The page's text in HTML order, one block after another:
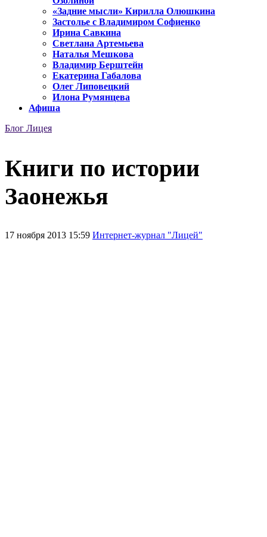
«Задние мысли» Кирилла Олюшкина
Застолье с Владимиром Софиенко
Ирина Савкина
Светлана Артемьева
Наталья Мешкова
Владимир Берштейн
Екатерина Габалова
Олег Липовецкий
Илона Румянцева
Афиша
Блог Лицея
Книги по истории
Заонежья
17 ноября 2013 15:59 Интернет-журнал "Лицей"